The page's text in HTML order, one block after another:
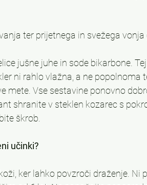
ter prijetnega in svežega
jušne juhe in sode bikarbone.
ni rahlo vlažna, a ne popolnoma
mete. Vse sestavine ponovno
shranite v steklen kozarec s
škrob.
učinki?
ker lahko povzroči draženje. Ni